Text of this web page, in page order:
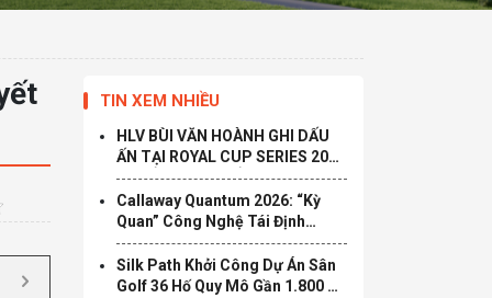
TIN XEM NHIỀU
HLV BÙI VĂN HOÀNH GHI DẤU
ẤN TẠI ROYAL CUP SERIES 2026
– KHẲNG ĐỊNH ĐẲNG CẤP HLV
ĐƯỢC YÊU THÍCH TẠI TP.HCM
Callaway Quantum 2026: “Kỳ
Quan” Công Nghệ Tái Định
Nghĩa Giới Hạn Tốc Độ
Silk Path Khởi Công Dự Án Sân
Golf 36 Hố Quy Mô Gần 1.800 Tỷ